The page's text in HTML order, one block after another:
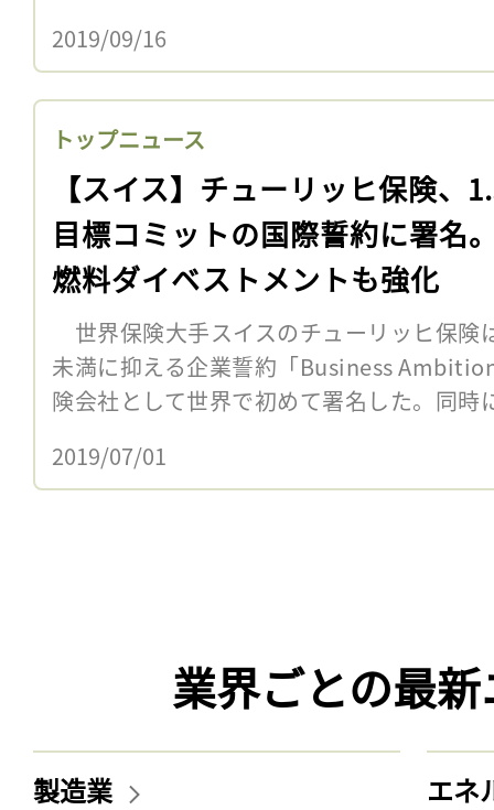
2019/09/16
トップニュース
【スイス】チューリッヒ保険、
目標コミットの国際誓約に署名
燃料ダイベストメントも強化
世界保険大手スイスのチューリッヒ保
未満に抑える企業誓約「Business
険会社として世界で初めて署名した。同
2019/07/01
業界ごとの最
製造業 エネ